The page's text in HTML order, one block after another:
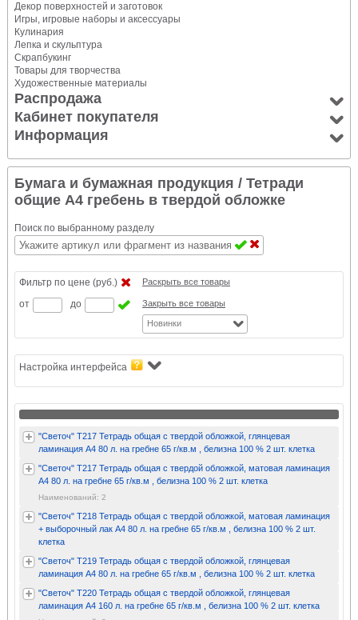
Декор поверхностей и заготовок
Игры, игровые наборы и аксессуары
Кулинария
Лепка и скульптура
Скрапбукинг
Товары для творчества
Художественные материалы
Распродажа
Кабинет покупателя
Информация
Бумага и бумажная продукция / Тетради
общие А4 гребень в твердой обложке
Поиск по выбранному разделу
Фильтр по цене (руб.)
от
до
Раскрыть все товары
Закрыть все товары
Новинки
Настройка интерфейса
"Светоч" Т217 Тетрадь общая с твердой обложкой, глянцевая
ламинация A4 80 л. на гребне 65 г/кв.м , белизна 100 % 2 шт. клетка
"Светоч" Т217 Тетрадь общая с твердой обложкой, матовая ламинация
A4 80 л. на гребне 65 г/кв.м , белизна 100 % 2 шт. клетка
Наименований: 2
"Светоч" Т218 Тетрадь общая с твердой обложкой, матовая ламинация
+ выборочный лак A4 80 л. на гребне 65 г/кв.м , белизна 100 % 2 шт.
клетка
"Светоч" Т219 Тетрадь общая с твердой обложкой, глянцевая
ламинация A4 80 л. на гребне 65 г/кв.м , белизна 100 % 2 шт. клетка
"Светоч" Т220 Тетрадь общая с твердой обложкой, глянцевая
ламинация A4 160 л. на гребне 65 г/кв.м , белизна 100 % 2 шт. клетка